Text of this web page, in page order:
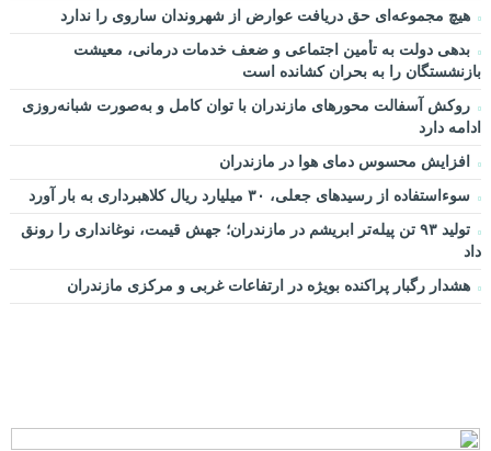
هیچ مجموعه‌ای حق دریافت عوارض از شهروندان ساروی را ندارد
بدهی دولت به تأمین اجتماعی و ضعف خدمات درمانی، معیشت
بازنشستگان را به بحران کشانده است
روکش آسفالت محورهای مازندران با توان کامل و به‌صورت شبانه‌روزی
ادامه دارد
افزایش محسوس دمای هوا در مازندران
سوءاستفاده از رسیدهای جعلی، ۳۰ میلیارد ریال کلاهبرداری به بار آورد
تولید ۹۳ تن پیله‌تر ابریشم در مازندران؛ جهش قیمت، نوغانداری را رونق
داد
هشدار رگبار پراکنده بویژه در ارتفاعات غربی و مرکزی مازندران